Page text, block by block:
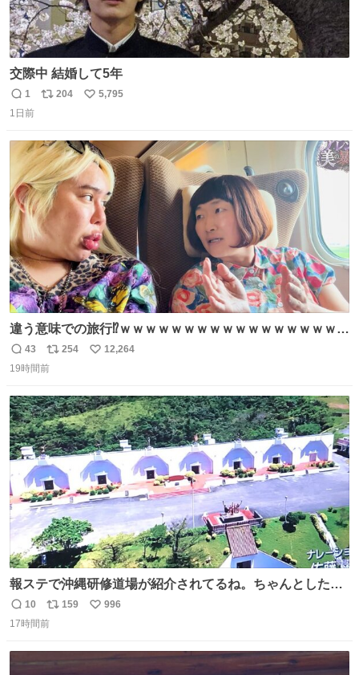
交際中 結婚して5年
返
信
1
リ
ト
数
204
い
数
5,795
1日前
違う意味での旅行⁉️ｗｗｗｗｗｗｗｗｗｗｗｗｗｗｗｗｗｗ
ｗ
返
信
43
リ
ポ
ト
数
254
い
数
12,264
19時間前
報ステで沖縄研修道場が紹介されてるね。ちゃんとした名
前出してないけど。#報道ステーション
返
信
10
リ
ポ
159
い
996
17時間前